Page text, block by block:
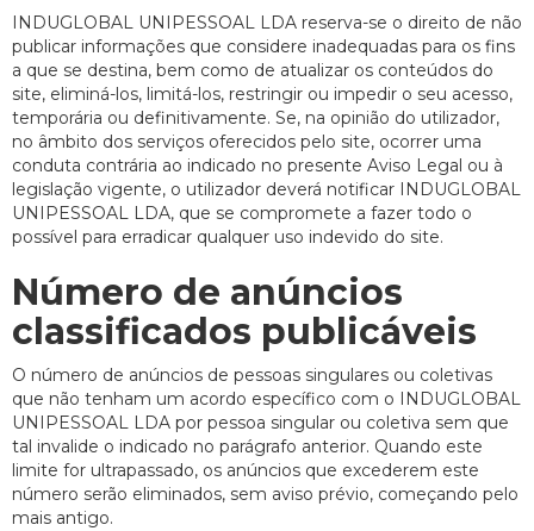
INDUGLOBAL UNIPESSOAL LDA reserva-se o direito de não
publicar informações que considere inadequadas para os fins
a que se destina, bem como de atualizar os conteúdos do
site, eliminá-los, limitá-los, restringir ou impedir o seu acesso,
temporária ou definitivamente. Se, na opinião do utilizador,
no âmbito dos serviços oferecidos pelo site, ocorrer uma
conduta contrária ao indicado no presente Aviso Legal ou à
legislação vigente, o utilizador deverá notificar INDUGLOBAL
UNIPESSOAL LDA, que se compromete a fazer todo o
possível para erradicar qualquer uso indevido do site.
Número de anúncios
classificados publicáveis
O número de anúncios de pessoas singulares ou coletivas
que não tenham um acordo específico com o INDUGLOBAL
UNIPESSOAL LDA por pessoa singular ou coletiva sem que
tal invalide o indicado no parágrafo anterior. Quando este
limite for ultrapassado, os anúncios que excederem este
número serão eliminados, sem aviso prévio, começando pelo
mais antigo.